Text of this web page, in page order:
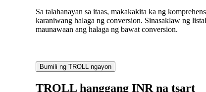
Sa talahanayan sa itaas, makakakita ka ng
karaniwang halaga ng conversion. Sinasaklaw ng
maunawaan ang halaga ng bawat conversion.
Bumili ng TROLL ngayon
TROLL hanggang INR na tsart